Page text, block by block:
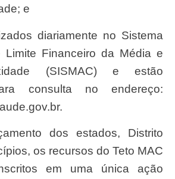
e
Limite Financeiro da Média e
(SISMAC) e estão
consulta no endereço:
os recursos do Teto MAC
em uma única ação